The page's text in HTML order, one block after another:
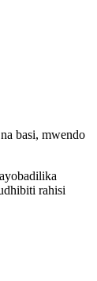
basi, mwendo
rahisi